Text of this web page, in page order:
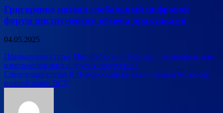
Григоренко назвал глобальный цифровой
форум инструментом обмена практиками
04.05.2025
Навигация
по
записям
Предыдущая статья Мясорубка или блендер: что выбрать для
измельчения мяса и других продуктов?
Следующая статья В Новороссийске ввели режим ЧС после
ночной атаки ВСУ